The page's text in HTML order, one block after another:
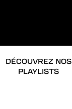
DÉCOUVREZ NOS
PLAYLISTS